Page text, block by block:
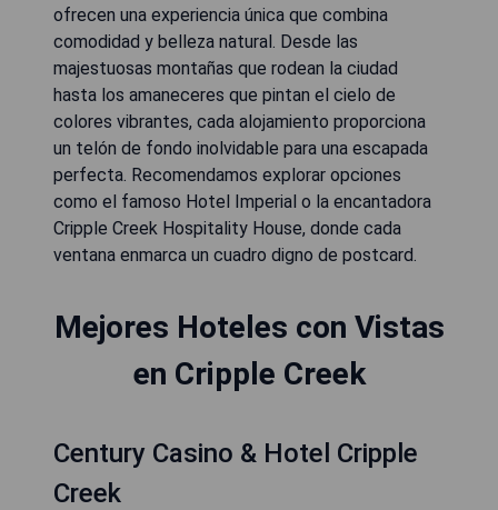
ofrecen una experiencia única que combina
comodidad y belleza natural. Desde las
majestuosas montañas que rodean la ciudad
hasta los amaneceres que pintan el cielo de
colores vibrantes, cada alojamiento proporciona
un telón de fondo inolvidable para una escapada
perfecta. Recomendamos explorar opciones
como el famoso Hotel Imperial o la encantadora
Cripple Creek Hospitality House, donde cada
ventana enmarca un cuadro digno de postcard.
Mejores Hoteles con Vistas
en Cripple Creek
Century Casino & Hotel Cripple
Creek